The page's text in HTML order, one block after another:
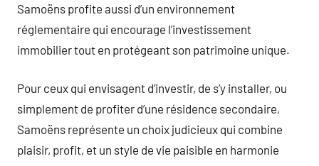
Samoëns profite aussi d’un environnement
réglementaire qui encourage l’investissement
immobilier tout en protégeant son patrimoine unique.
Pour ceux qui envisagent d’investir, de s’y installer, ou
simplement de profiter d’une résidence secondaire,
Samoëns représente un choix judicieux qui combine
plaisir, profit, et un style de vie paisible en harmonie